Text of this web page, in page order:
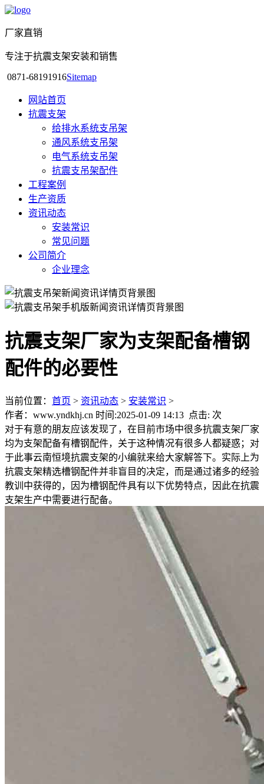
厂家直销
专注于抗震支架安装和销售
0871-68191916Sitemap
网站首页
抗震支架
给排水系统支吊架
通风系统支吊架
电气系统支吊架
抗震支吊架配件
工程案例
生产资质
资讯动态
安装常识
常见问题
公司简介
企业理念
抗震支架厂家为支架配备槽钢
配件的必要性
当前位置： 首页 > 资讯动态 > 安装常识 >
作者：www.yndkhj.cn 时间:2025-01-09 14:13 点击: 次
对于有意的朋友应该发现了，在目前市场中很多抗震支架厂家
均为支架配备有槽钢配件，关于这种情况有很多人都疑惑；对
于此事云南恒境抗震支架的小编就来给大家解答下。实际上为
抗震支架精选槽钢配件并非盲目的决定，而是通过诸多的经验
教训中获得的，因为槽钢配件具有以下优势特点，因此在抗震
支架生产中需要进行配备。